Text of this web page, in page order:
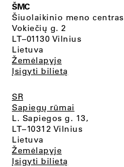
ŠMC
Šiuolaikinio meno centras
Vokiečių g. 2
LT–01130 Vilnius
Lietuva
Žemėlapyje
Įsigyti bilietą
SR
Sapiegų rūmai
L. Sapiegos g. 13,
LT–10312 Vilnius
Lietuva
Žemėlapyje
Įsigyti bilietą